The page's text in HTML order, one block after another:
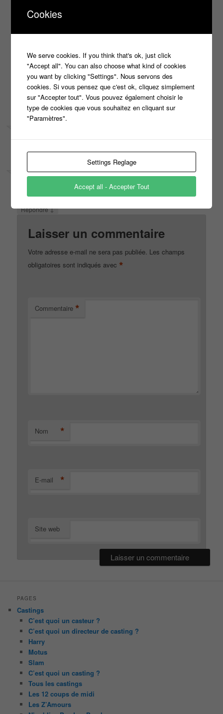
bonjours je serait ravie de venir joué gagnée c est autre
tres bien défendu sur sans aucun doute choses qui et
chose sa serait l amerique peut pas expliqué ce que long
ma fait serait trop long j spere avoir de vaut nouvel a
bientot
Répondre↓
30 octobre 2014 à 21 h 48 min,Romain Stranarta dit :
liked this on Facebook.
Répondre↓
Laisser un commentaire
Votre adresse e-mail ne sera pas publiée. Les champs
obligatoires sont indiqués avec *
Commentaire *
Nom *
E-mail *
Site web
PAGES
Castings
C’est quoi un casteur ?
C’est quoi un directeur de casting ?
Harry
Motus
Slam
C’est quoi un casting ?
Tous les castings
Les 12 coups de midi
Les Z’Amours
Cookies
We serve cookies. If you think that's ok, just click
"Accept all". You can also choose what kind of cookies
you want by clicking "Settings". Nous servons des
cookies. Si vous pensez que c'est ok, cliquez simplement
sur "Accepter tout". Vous pouvez également choisir le
type de cookies que vous souhaitez en cliquant sur
"Paramètres".
Settings Reglage
Accept all - Accepter Tout